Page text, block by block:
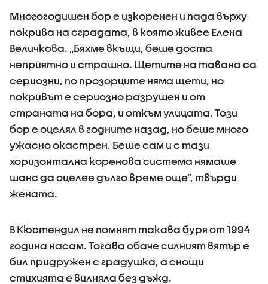
Многогодишен бор е изкоренен и пада върху
покрива на сградата, в която живее Елена
Величкова. „Бяхме вкъщи, беше доста
неприятно и страшно. Щетите на тавана са
сериозни, по прозорците няма щети, но
покривът е сериозно разрушен и от
страната на бора, и откъм улицата. Този
бор е оцелял в годните назад, но беше много
ужасно окастрен. Беше сам и с тази
хоризонтална коренова система нямаше
шанс да оцелее дълго време още”, твърди
жената.
В Кюстендил не помнят такава буря от 1994
година насам. Тогава обаче силният вятър е
бил придружен с градушка, а снощи
стихията е вилняла без дъжд.